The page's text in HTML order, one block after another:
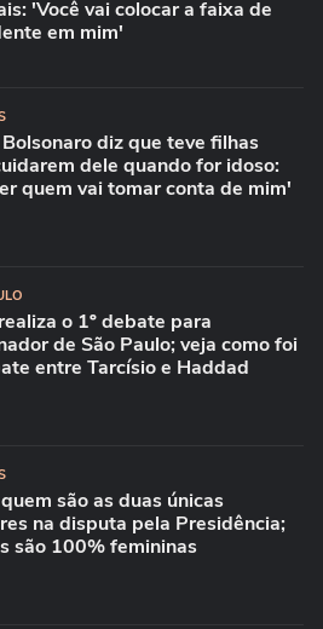
'Você vai colocar a faixa de
em mim'
diz que teve filhas
dele quando for idoso:
quem vai tomar conta de mim'
o 1º debate para
de São Paulo; veja como foi
entre Tarcísio e Haddad
são as duas únicas
na disputa pela Presidência;
são 100% femininas